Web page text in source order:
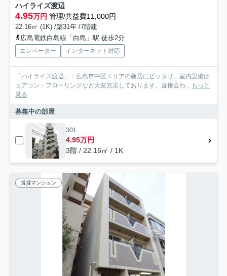
ハイライズ渡辺
4.95万円 管理/共益費11,000円
22.16㎡ (1K) /築31年 /7階建
広島電鉄白島線「白島」駅 徒歩2分
エレベーター インターネット対応
「ハイライズ渡辺」：広島市中区エリアの新居にピッタリ。室内設備は
エアコン・フローリングなど大変充実しております。直接会わ... もっと
見る
募集中の部屋
301
4.95万円
3階 / 22.16㎡ / 1K
賃貸マンション